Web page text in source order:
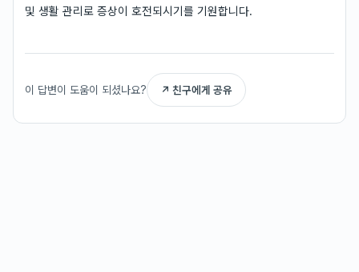
및 생활 관리로 증상이 호전되시기를 기원합니다.
이 답변이 도움이 되셨나요? ↗ 친구에게 공유